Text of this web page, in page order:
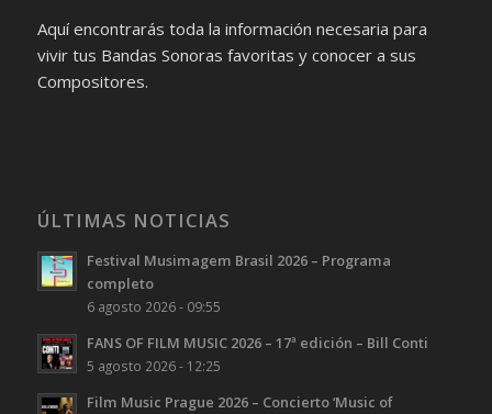
Aquí encontrarás toda la información necesaria para
vivir tus Bandas Sonoras favoritas y conocer a sus
Compositores.
ÚLTIMAS NOTICIAS
Festival Musimagem Brasil 2026 – Programa
completo
6 agosto 2026 - 09:55
FANS OF FILM MUSIC 2026 – 17ª edición – Bill Conti
5 agosto 2026 - 12:25
Film Music Prague 2026 – Concierto ‘Music of